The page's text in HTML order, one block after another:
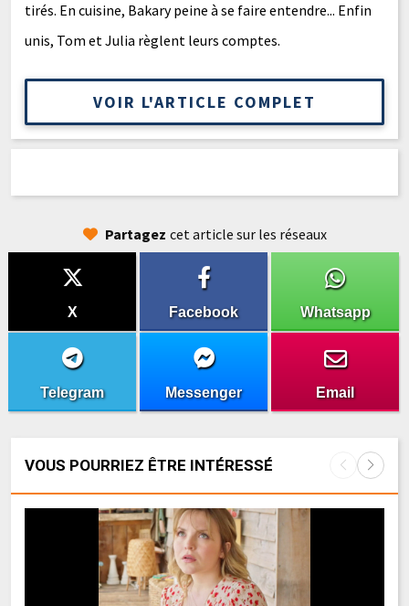
tirés. En cuisine, Bakary peine à se faire entendre... Enfin
unis, Tom et Julia règlent leurs comptes.
VOIR L'ARTICLE COMPLET
Partagez cet article sur les réseaux
X Facebook Whatsapp
Telegram Messenger Email
VOUS POURRIEZ ÊTRE INTÉRESSÉ